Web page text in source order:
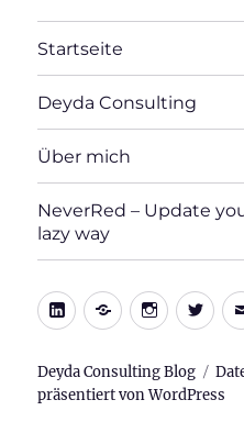
Startseite
Deyda Consulting
Über mich
NeverRed – Update
lazy way
LinkedIn
Xing
Deyda Consulting Blog
präsentiert von WordPress